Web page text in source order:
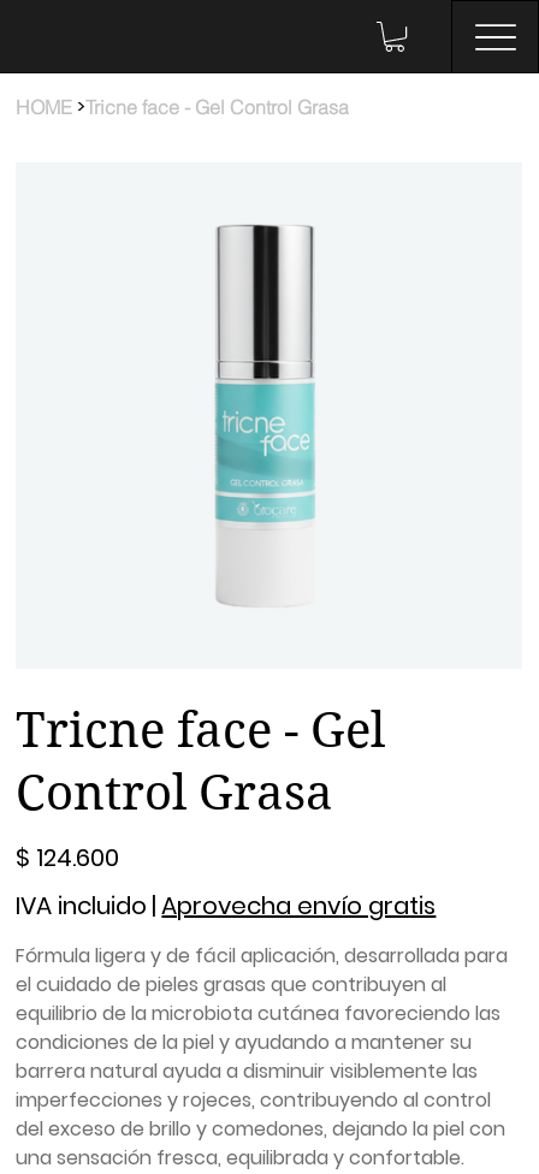
HOME >Tricne face - Gel Control Grasa
Tricne face - Gel
Control Grasa
Precio
$ 124.600
IVA incluido |Aprovecha envío gratis
Fórmula ligera y de fácil aplicación, desarrollada para
el cuidado de pieles grasas que contribuyen al
equilibrio de la microbiota cutánea favoreciendo las
condiciones de la piel y ayudando a mantener su
barrera natural ayuda a disminuir visiblemente las
imperfecciones y rojeces, contribuyendo al control
del exceso de brillo y comedones, dejando la piel con
una sensación fresca, equilibrada y confortable.